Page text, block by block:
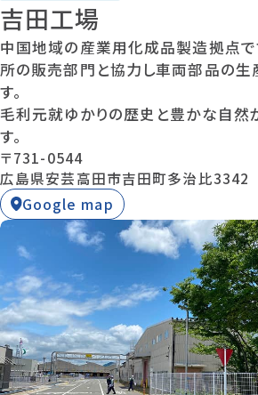
吉田工場
中国地域の産業用化成品製造拠点で
所の販売部門と協力し車両部品の生
す。
毛利元就ゆかりの歴史と豊かな自然
す。
〒731-0544
広島県安芸高田市吉田町多治比3342
Google map